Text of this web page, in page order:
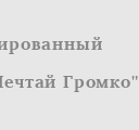
Громко"